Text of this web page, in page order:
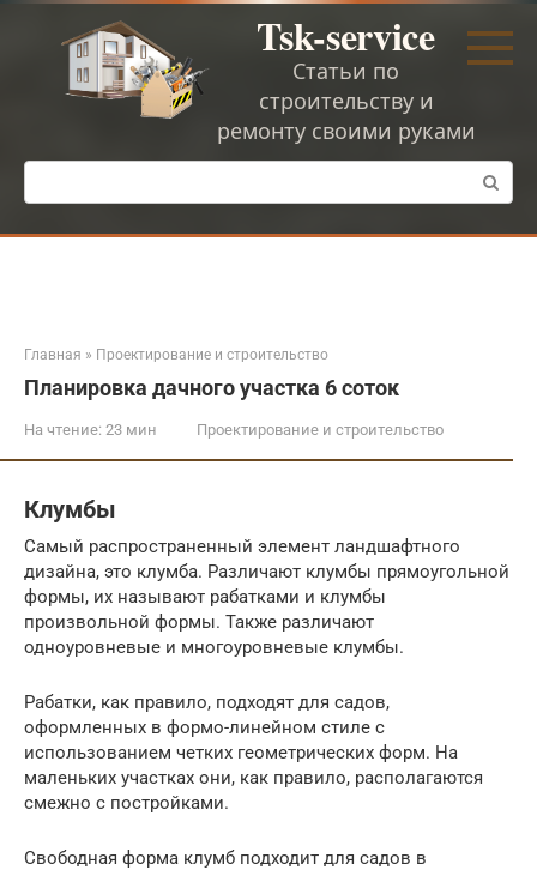
Перейти
Tsk-service
Статьи по
строительству и
ремонту своими руками
Поиск:
Главная » Проектирование и строительство
Планировка дачного участка 6 соток
На чтение: 23 мин Проектирование и строительство
Клумбы
Самый распространенный элемент ландшафтного
дизайна, это клумба. Различают клумбы прямоугольной
формы, их называют рабатками и клумбы
произвольной формы. Также различают
одноуровневые и многоуровневые клумбы.
Рабатки, как правило, подходят для садов,
оформленных в формо-линейном стиле с
использованием четких геометрических форм. На
маленьких участках они, как правило, располагаются
смежно с постройками.
Свободная форма клумб подходит для садов в